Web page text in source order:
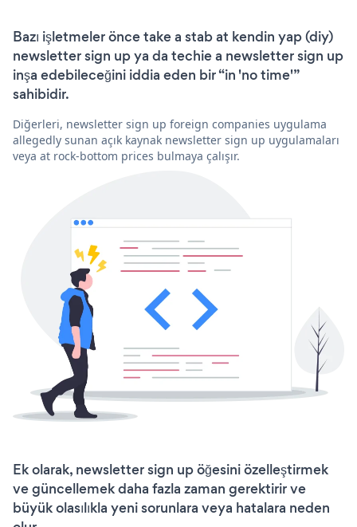
Bazı işletmeler önce take a stab at kendin yap (diy)
newsletter sign up ya da techie a newsletter sign up
inşa edebileceğini iddia eden bir “in 'no time'”
sahibidir.
Diğerleri, newsletter sign up foreign companies uygulama
allegedly sunan açık kaynak newsletter sign up uygulamaları
veya at rock-bottom prices bulmaya çalışır.
Ek olarak, newsletter sign up öğesini özelleştirmek
ve güncellemek daha fazla zaman gerektirir ve
büyük olasılıkla yeni sorunlara veya hatalara neden